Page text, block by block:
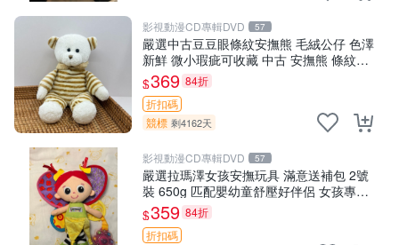
影視動漫CD專輯DVD 57
嚴選中古豆豆眼條紋安撫熊 毛絨公仔 色澤
新鮮 微小瑕疵可收藏 中古 安撫熊 條紋公
仔
$369 84折
折扣碼
競標 剩4162天
影視動漫CD專輯DVD 57
嚴選拉瑪澤女孩安撫玩具 滿意送補包 2號
裝 650g 匹配嬰幼童舒壓好伴侶 女孩專用
安心選擇 安撫玩偶 衝包 玩具
$359 84折
折扣碼